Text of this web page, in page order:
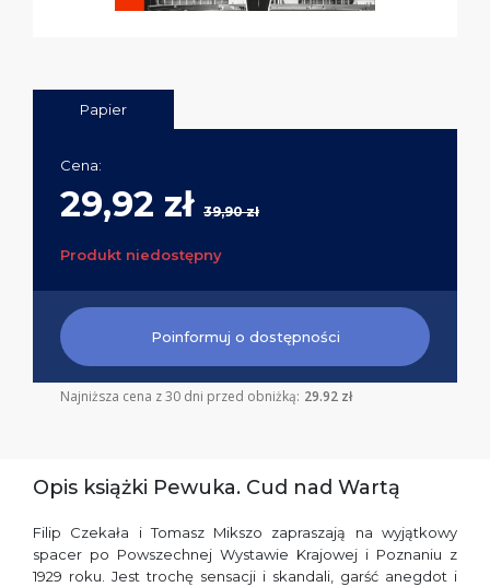
Papier
Cena:
29,92 zł 39,90 zł
Produkt niedostępny
Poinformuj o dostępności
Najniższa cena z 30 dni przed obniżką: 29.92 zł
Opis książki Pewuka. Cud nad Wartą
Filip Czekała i Tomasz Mikszo zapraszają na wyjątkowy
spacer po Powszechnej Wystawie Krajowej i Poznaniu z
1929 roku. Jest trochę sensacji i skandali, garść anegdot i